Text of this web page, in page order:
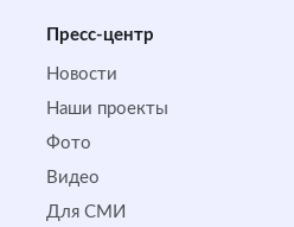
Пресс-центр
Новости
Наши проекты
Фото
Видео
Для СМИ